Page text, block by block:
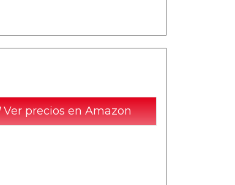
Ver precios en Amazon